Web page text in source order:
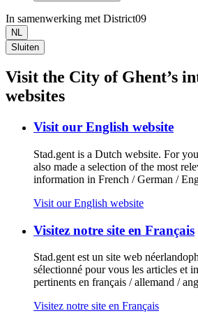
In samenwerking met District09
NL
Sluiten
Visit the City of Ghent’s
websites
Visit our English website
Stad.gent is a Dutch website. For
also made a selection of the most
information in French / German /
Visit our English website
Visitez notre site en Français
Stad.gent est un site web
sélectionné pour vous les articles et
pertinents en français / allemand /
Visitez notre site en Français